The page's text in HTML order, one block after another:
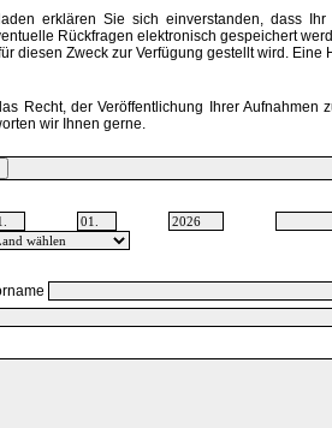
erklären Sie sich einverstanden, dass
Rückfragen elektronisch gespeichert
diesen Zweck zur Verfügung gestellt wird. Eine
Recht, der Veröffentlichung Ihrer
wir Ihnen gerne.